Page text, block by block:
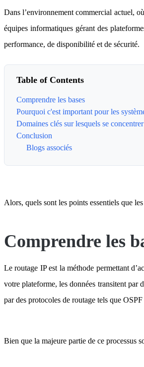
Dans l’environnement commercial actuel,
équipes informatiques gérant des
performance, de disponibilité et de sécurité.
Table of Contents
Comprendre les bases
Pourquoi c'est important pour les
Domaines clés sur lesquels se concentrer
Conclusion
Blogs associés
Alors, quels sont les points essentiels que
Comprendre les
Le routage IP est la méthode permettant
votre plateforme, les données transitent par
par des protocoles de routage tels que
Bien que la majeure partie de ce processus